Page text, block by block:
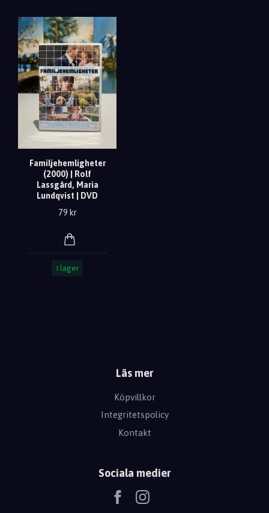
Familjehemligheter
(2000) | Rolf
Lassgård, Maria
Lundqvist | DVD
79 kr
I lager
Läs mer
Köpvillkor
Integritetspolicy
Kontakt
Sociala medier